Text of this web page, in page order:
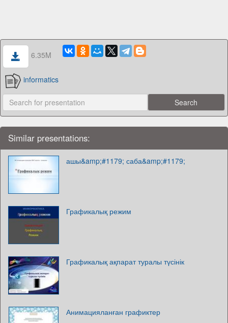
6.35M
informatics
Similar presentations:
ашы&amp;#1179; саба&amp;#1179;
Графикалық режим
Графикалық ақпарат туралы түсінік
Анимацияланған графиктер